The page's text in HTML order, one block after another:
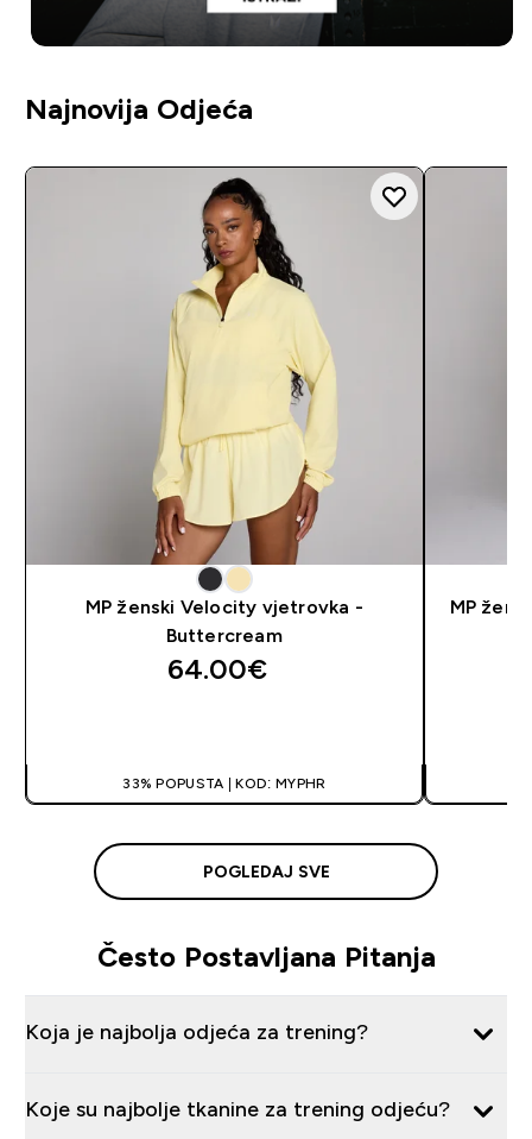
Najnovija Odjeća
MP ženski Velocity vjetrovka -
Buttercream
64.00€‎
33% POPUSTA | KOD: MYPHR
MP
POGLEDAJ SVE
Često Postavljana Pitanja
Koja je najbolja odjeća za trening?
Koje su najbolje tkanine za trening odjeću?